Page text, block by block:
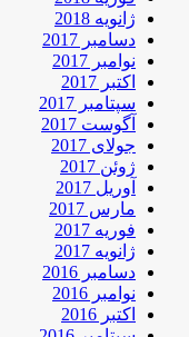
ژانویه 2018
دسامبر 2017
نوامبر 2017
اکتبر 2017
سپتامبر 2017
آگوست 2017
جولای 2017
ژوئن 2017
آوریل 2017
مارس 2017
فوریه 2017
ژانویه 2017
دسامبر 2016
نوامبر 2016
اکتبر 2016